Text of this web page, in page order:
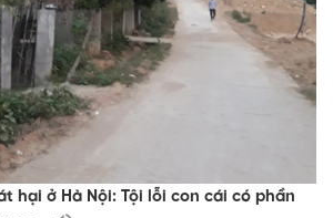
hại ở Hà Nội: Tội lỗi con cái có phần